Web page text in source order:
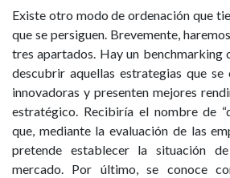
Existe otro modo de ordenación que
que se persiguen. Brevemente,
tres apartados. Hay un benchmarking
descubrir aquellas estrategias que
innovadoras y presenten mejores
estratégico. Recibiría el nombre de
que, mediante la evaluación de las
pretende establecer la situación
mercado. Por último, se conoce